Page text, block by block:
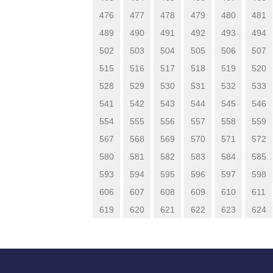
476
477 478 479 480
481
489
490 491 492 493
494
502
503 504 505 506
507
515
516 517 518 519
520
528
529 530 531 532
533
541
542 543 544 545
546
554
555 556 557 558
559
567
568 569 570 571
572
580
581 582 583 584
585
593
594 595 596 597
598
606
607 608 609 610
611
619
620 621 622 623 624